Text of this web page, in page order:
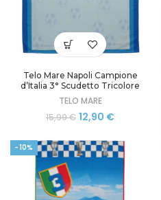
Telo Mare Napoli Campione
d’Italia 3° Scudetto Tricolore
Microfibra cm 180×90
TELO MARE
15,99€ Il
originale
era:
12,90 €Il
attuale
è:
12,90 €.
-10%